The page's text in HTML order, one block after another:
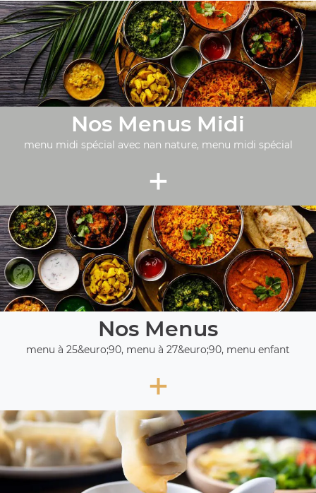
Nos Menus Midi
menu midi spécial avec nan nature, menu midi spécial
+
Nos Menus
menu à 25&euro;90, menu à 27&euro;90, menu enfant
+